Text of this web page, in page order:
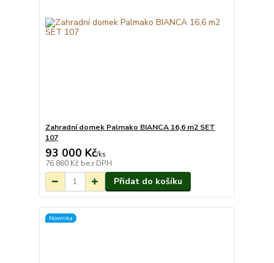
Zahradní domek Palmako BIANCA 16,6 m2 SET
107
93 000 Kč/ks
76 860 Kč bez DPH
Přidat do košíku
Novinka